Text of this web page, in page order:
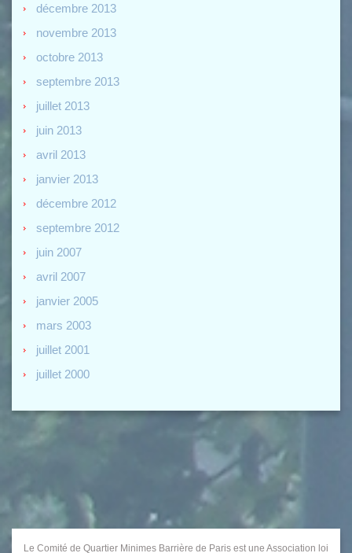
décembre 2013
novembre 2013
octobre 2013
septembre 2013
juillet 2013
juin 2013
avril 2013
janvier 2013
décembre 2012
septembre 2012
juin 2007
avril 2007
janvier 2005
mars 2003
juillet 2001
juillet 2000
Le Comité de Quartier Minimes Barrière de Paris est une Association loi